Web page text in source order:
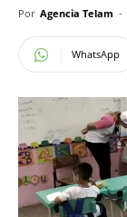
Por Agencia Telam -
WhatsApp